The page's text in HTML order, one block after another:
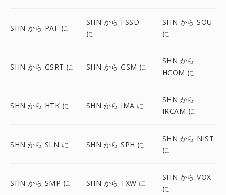
SHN から PAF に
SHN から FSSD
に
SHN から SOU
に
SHN から GSRT に SHN から GSM に
SHN から
HCOM に
SHN から HTK に SHN から IMA に
SHN から
IRCAM に
SHN から SLN に SHN から SPH に
SHN から NIST
に
SHN から SMP に SHN から TXW に
SHN から VOX
に